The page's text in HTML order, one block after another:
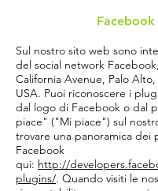
Facebook
Sul nostro sito web sono
del social network
California Avenue, Palo Alto,
USA. Puoi riconoscere i
dal logo di Facebook o dal
piace" ("Mi piace") sul
trovare una panoramica dei
Facebook
qui: http://
plugins/. Quando visiti le